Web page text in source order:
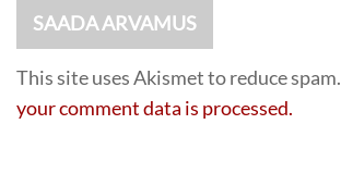
This site uses Akismet to reduce spam.
your comment data is processed.